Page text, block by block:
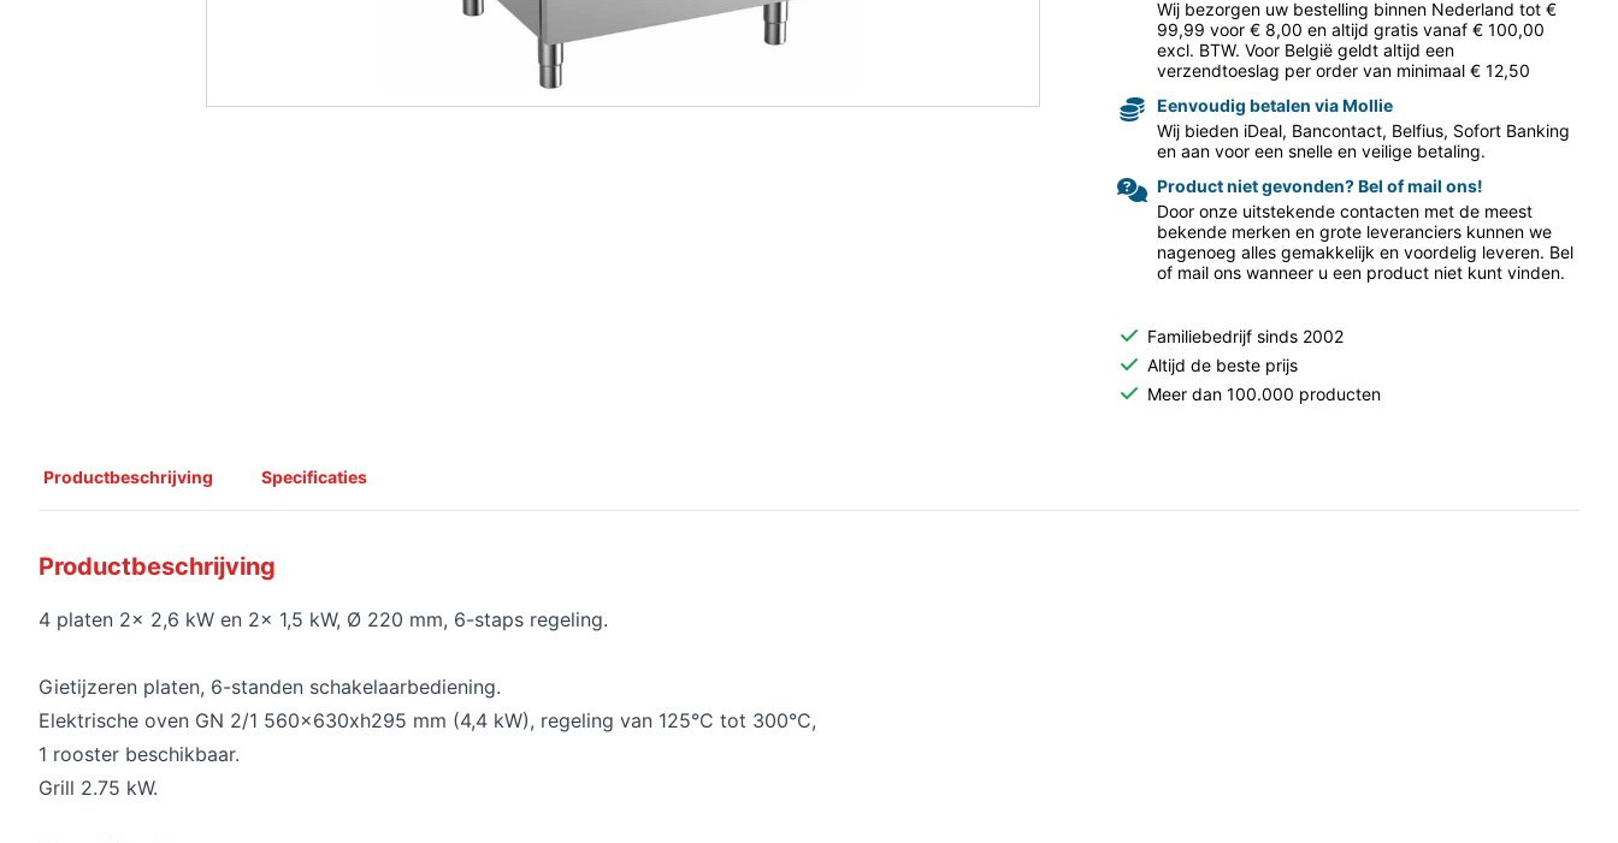
Wij bezorgen uw bestelling binnen Nederland tot €
99,99 voor € 8,00 en altijd gratis vanaf € 100,00
excl. BTW. Voor België geldt altijd een
verzendtoeslag per order van minimaal € 12,50
Eenvoudig betalen via Mollie
Wij bieden iDeal, Bancontact, Belfius, Sofort Banking
en aan voor een snelle en veilige betaling.
Product niet gevonden? Bel of mail ons!
Door onze uitstekende contacten met de meest
bekende merken en grote leveranciers kunnen we
nagenoeg alles gemakkelijk en voordelig leveren. Bel
of mail ons wanneer u een product niet kunt vinden.
Familiebedrijf sinds 2002
Altijd de beste prijs
Meer dan 100.000 producten
Productbeschrijving Specificaties
Productbeschrijving
4 platen 2x 2,6 kW en 2x 1,5 kW, Ø 220 mm, 6-staps regeling.
Gietijzeren platen, 6-standen schakelaarbediening.
Elektrische oven GN 2/1 560x630xh295 mm (4,4 kW), regeling van 125°C tot 300°C,
1 rooster beschikbaar.
Grill 2.75 kW.